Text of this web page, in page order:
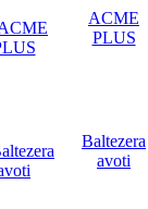
ACME
PLUS
Baltezera
avoti